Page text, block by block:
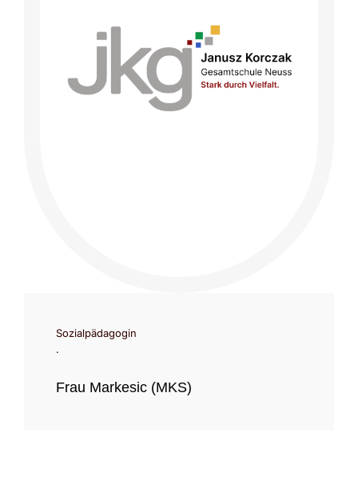
Sozialpädagogin
.
Frau Markesic (MKS)